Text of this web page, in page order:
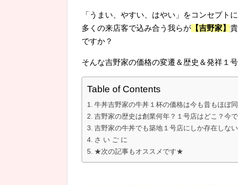
「うまい、やすい、はやい」をコンセプト
多くの来店客で込み合う我らが 【吉野家】
ですか？
そんな吉野家の価格の変遷＆歴史＆発祥１
Table of Contents
牛丼吉野家の牛丼１杯の価格は今も昔もほぼ
吉野家の歴史は創業何年？１号店はどこ？今
吉野家の牛丼でも築地１号店にしか存在しな
さ い ご に
★次の記事もオススメです★